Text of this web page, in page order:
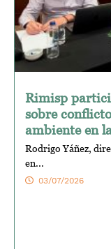
Rimisp
sobre
ambiente en
Rodrigo Yáñez,
en...
03/07/2026